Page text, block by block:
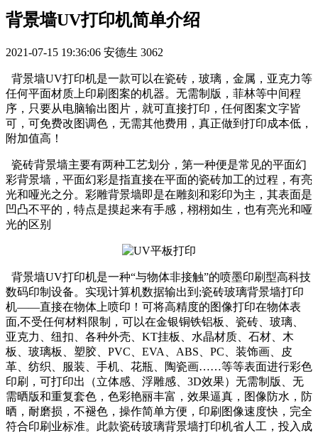
背景墙UV打印机简单介绍
2021-07-15 19:36:06 安德生 3062
背景墙UV打印机是一款可以在瓷砖，玻璃，金属，亚克力等
任何平面材质上印刷图案的机器。无需制版，菲林等中间程
序，只要从电脑输出图片，就可直接打印，任何图案文字皆
可，可免费改图调色，无需其他费用，真正做到打印成本低，
附加值高！
瓷砖背景墙主要有两种工艺划分，第一种便是常见的平面幻
彩背景墙，平面幻彩是指直接在平面的瓷砖加工的过程，有亮
光和哑光之分。彩雕背景墙即是在雕刻和彩印为主，其表面是
凹凸不平的，特点是摸起来有手感，栩栩如生，也有亮光和哑
光的区别
背景墙UV打印机是一种“与物体非接触”的喷墨印刷型高科技
数码印制设备。实现计算机数据输出到;瓷砖玻璃背景墙打印
机——直接在物体上喷印！可将高精度的图像打印在物体表
面,不受任何材料限制，可以在金银铜铁铝板、瓷砖、玻璃、
亚克力、纽扣、各种外壳、KT挂板、水晶材质、石材、木
板、玻璃板、塑胶、PVC、EVA、ABS、PC、装饰画、皮
革、纺织、服装、手机、花瓶、陶瓷画……等等表面进行彩色
印刷，可打印出（立体感、浮雕感、3D效果）无需制版、无
需晒版和重复套色，色彩艳丽丰富，效果逼真，图像防水，防
晒，耐磨损，不褪色，操作简单方便，印刷图像速度快，完全
符合印刷业标准。此款瓷砖玻璃背景墙打印机省人工，投入成